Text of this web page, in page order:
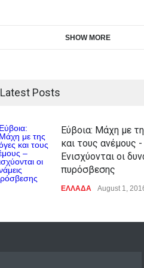
SHOW MORE
Latest Posts
Εύβοια: Μάχη με
και τους ανέμους -
Ενισχύονται οι
πυρόσβεσης
ΕΛΛΑΔΑ August 1,